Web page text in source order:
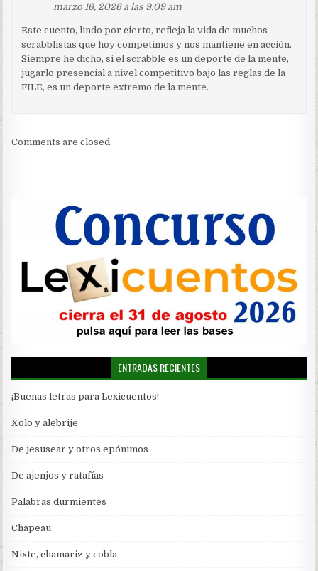
marzo 16, 2026 a las 9:09 am
Este cuento, lindo por cierto, refleja la vida de muchos
scrabblistas que hoy competimos y nos mantiene en acción.
Siempre he dicho, si el scrabble es un deporte de la mente,
jugarlo presencial a nivel competitivo bajo las reglas de la
FILE, es un deporte extremo de la mente.
Comments are closed.
ENTRADAS RECIENTES
¡Buenas letras para Lexicuentos!
Xolo y alebrije
De jesusear y otros epónimos
De ajenjos y ratafías
Palabras durmientes
Chapeau
Nixte, chamariz y cobla